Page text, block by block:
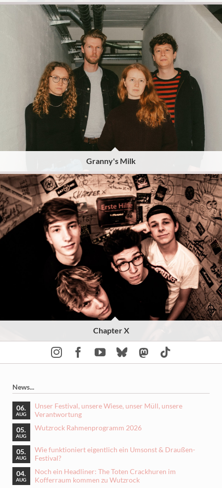
Granny's Milk
Chapter X
News...
06.
AUG
Unser Festival, unsere Wiese, unser Müll, unsere
Verantwortung
05.
AUG
Wutzrock Rahmenprogramm 2026
05.
AUG
Wie funktioniert eigentlich ein Umsonst & Draußen-
Festival?
04.
AUG
Noch ein Headliner: The Toten Crackhuren im
Kofferraum kommen zu Wutzrock